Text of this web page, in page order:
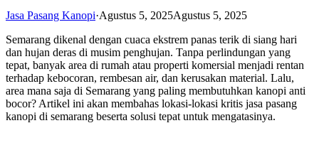
Jasa Pasang Kanopi·Agustus 5, 2025Agustus 5, 2025
Semarang dikenal dengan cuaca ekstrem panas terik di siang hari
dan hujan deras di musim penghujan. Tanpa perlindungan yang
tepat, banyak area di rumah atau properti komersial menjadi rentan
terhadap kebocoran, rembesan air, dan kerusakan material. Lalu,
area mana saja di Semarang yang paling membutuhkan kanopi anti
bocor? Artikel ini akan membahas lokasi-lokasi kritis jasa pasang
kanopi di semarang beserta solusi tepat untuk mengatasinya.